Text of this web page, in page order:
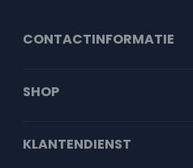
CONTACTINFORMATIE
SHOP
KLANTENDIENST